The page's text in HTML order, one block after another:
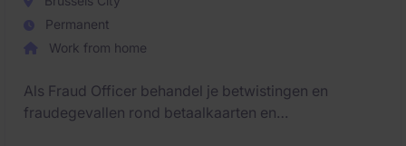
Permanent
Work from home
Als Fraud Officer behandel je betwistingen en
fraudegevallen rond betaalkaarten en